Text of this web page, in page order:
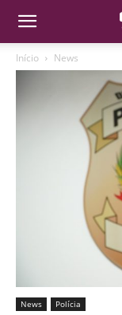
Início News
News Polícia